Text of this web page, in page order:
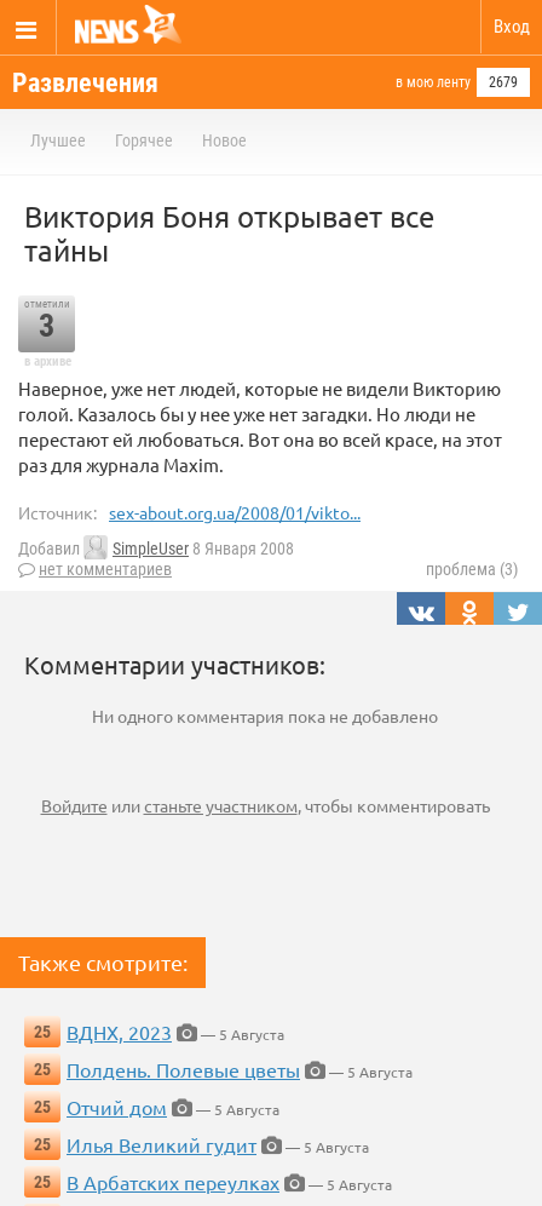
Вход
Развлечения в мою ленту 2679
Лучшее Горячее Новое
Виктория Боня открывает все
тайны
отметили
3
в архиве
Наверное, уже нет людей, которые не видели Викторию
голой. Казалось бы у нее уже нет загадки. Но люди не
перестают ей любоваться. Вот она во всей красе, на этот
раз для журнала Maxim.
Источник: sex-about.org.ua/2008/01/vikto...
Добавил SimpleUser 8 Января 2008
нет комментариев
проблема (3)
Комментарии участников:
Ни одного комментария пока не добавлено
Войдите илистаньте участником, чтобы комментировать
Также смотрите:
25 ВДНХ, 2023
— 5 Августа
25
Полдень. Полевые цветы
— 5 Августа
25
Отчий дом
— 5 Августа
25
Илья Великий гудит
— 5 Августа
25
В Арбатских переулках
— 5 Августа